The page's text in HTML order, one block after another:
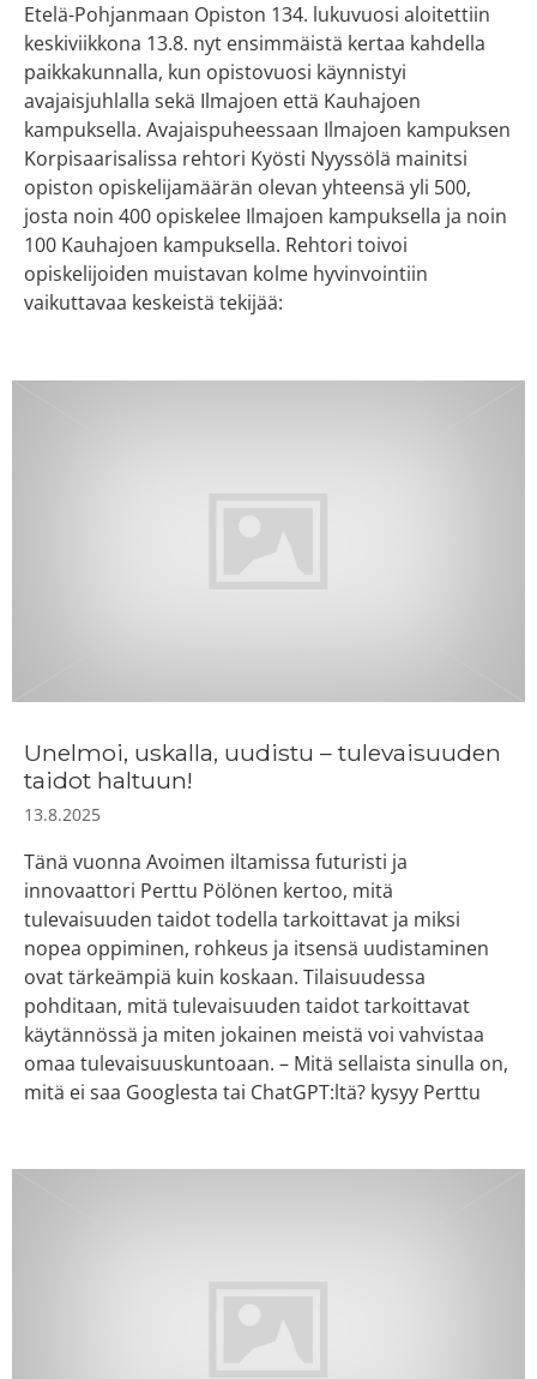
Etelä-Pohjanmaan Opiston 134. lukuvuosi aloitettiin
keskiviikkona 13.8. nyt ensimmäistä kertaa kahdella
paikkakunnalla, kun opistovuosi käynnistyi
avajaisjuhlalla sekä Ilmajoen että Kauhajoen
kampuksella. Avajaispuheessaan Ilmajoen kampuksen
Korpisaarisalissa rehtori Kyösti Nyyssölä mainitsi
opiston opiskelijamäärän olevan yhteensä yli 500,
josta noin 400 opiskelee Ilmajoen kampuksella ja noin
100 Kauhajoen kampuksella. Rehtori toivoi
opiskelijoiden muistavan kolme hyvinvointiin
vaikuttavaa keskeistä tekijää:
Unelmoi, uskalla, uudistu – tulevaisuuden
taidot haltuun!
13.8.2025
Tänä vuonna Avoimen iltamissa futuristi ja
innovaattori Perttu Pölönen kertoo, mitä
tulevaisuuden taidot todella tarkoittavat ja miksi
nopea oppiminen, rohkeus ja itsensä uudistaminen
ovat tärkeämpiä kuin koskaan. Tilaisuudessa
pohditaan, mitä tulevaisuuden taidot tarkoittavat
käytännössä ja miten jokainen meistä voi vahvistaa
omaa tulevaisuuskuntoaan. – Mitä sellaista sinulla on,
mitä ei saa Googlesta tai ChatGPT:ltä? kysyy Perttu